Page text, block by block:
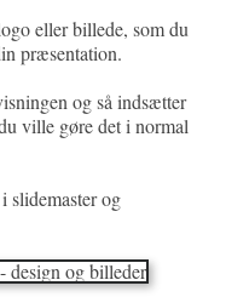
eller billede, som du
præsentation.
og så indsætter
ville gøre det i normal
slidemaster og